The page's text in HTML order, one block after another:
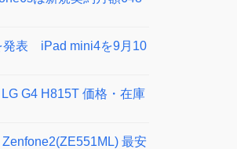
発表 iPad mini4を9月10
G4 H815T 価格・在庫
最安